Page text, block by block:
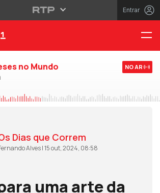
Entrar
no Mundo NO AR
Dias que Correm
Alves | 15 out, 2024, 08:58
uma arte da